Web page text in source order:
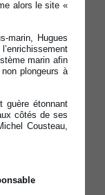
alors le site «
marin, Hugues
marin afin
plongeurs à
guère étonnant
côtés de ses
Cousteau,